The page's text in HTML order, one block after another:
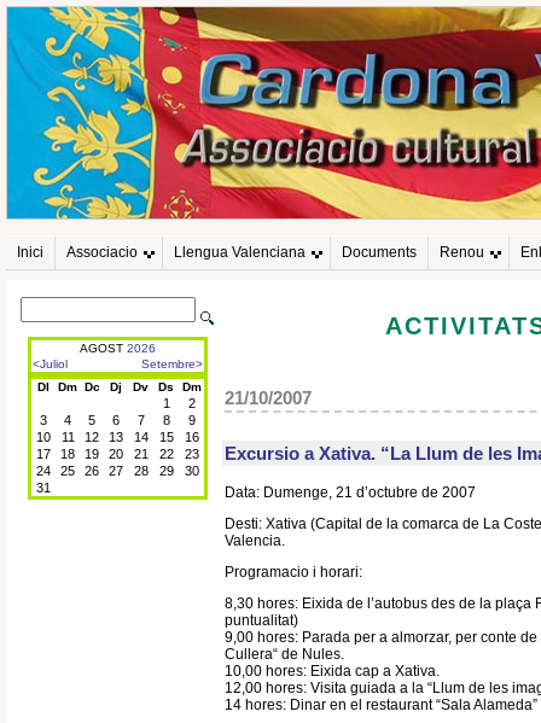
Inici Associacio Llengua Valenciana Documents Renou
21/10/2007
Excursio a Xativa. “La Llum de les
Data: Dumenge, 21 d’octubre de 2007
Desti: Xativa (Capital de la comarca de La
Valencia.
Programacio i horari:
8,30 hores: Eixida de l’autobus des de la plaça
puntualitat)
9,00 hores: Parada per a almorzar, per conte
Cullera“ de Nules.
10,00 hores: Eixida cap a Xativa.
12,00 hores: Visita guiada a la “Llum de les
14 hores: Dinar en el restaurant “Sala